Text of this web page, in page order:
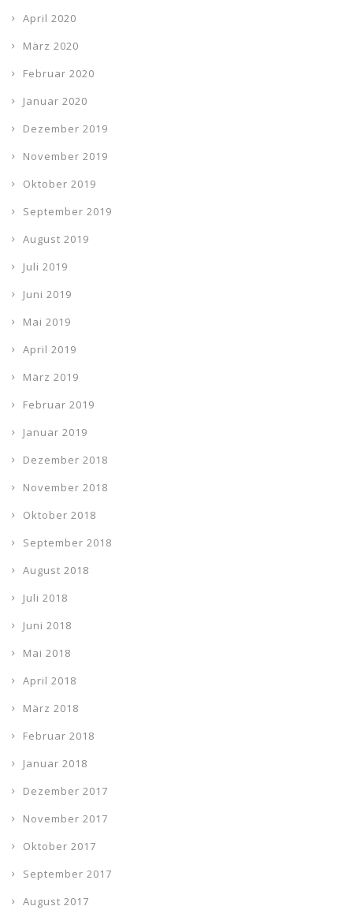
April 2020
März 2020
Februar 2020
Januar 2020
Dezember 2019
November 2019
Oktober 2019
September 2019
August 2019
Juli 2019
Juni 2019
Mai 2019
April 2019
März 2019
Februar 2019
Januar 2019
Dezember 2018
November 2018
Oktober 2018
September 2018
August 2018
Juli 2018
Juni 2018
Mai 2018
April 2018
März 2018
Februar 2018
Januar 2018
Dezember 2017
November 2017
Oktober 2017
September 2017
August 2017